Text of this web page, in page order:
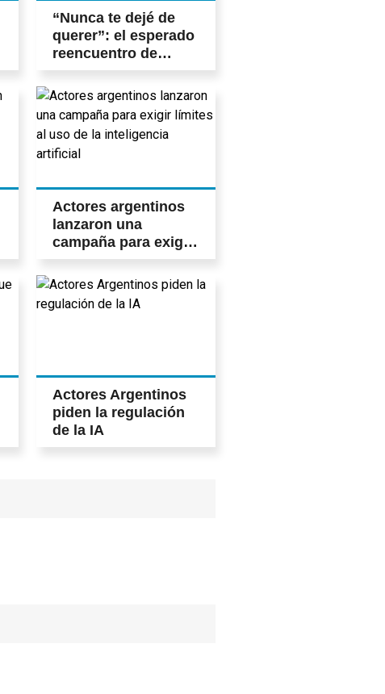
“Nunca te dejé de
querer”: el esperado
reencuentro de
Moria Casan y
Georgina
Barbarossa
Actores argentinos
lanzaron una
campaña para exigir
límites al uso de la
inteligencia artificial
Actores Argentinos
piden la regulación
de la IA